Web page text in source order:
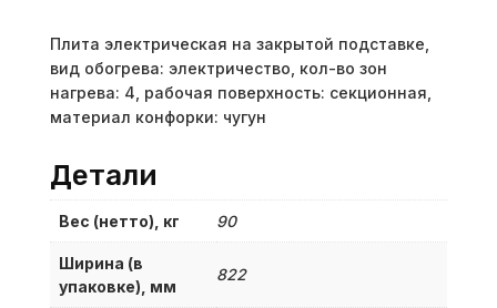
Плита электрическая на закрытой подставке,
вид обогрева: электричество, кол-во зон
нагрева: 4, рабочая поверхность: секционная,
материал конфорки: чугун
Детали
Вес (нетто), кг 90
Ширина (в
упаковке), мм
822